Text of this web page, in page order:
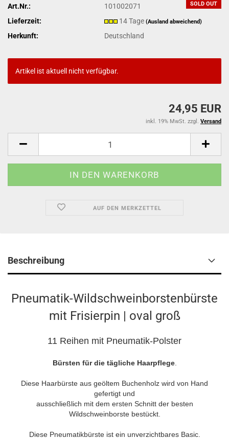
SOLD OUT
Art.Nr.:
101002071
Lieferzeit:
14 Tage(Ausland abweichend)
Herkunft: Deutschland
Artikel ist aktuell nicht verfügbar.
24,95 EUR
inkl. 19% MwSt. zzgl. Versand
AUF DEN MERKZETTEL
Beschreibung
Pneumatik-Wildschweinborstenbürste
mit Frisierpin | oval groß
11 Reihen mit Pneumatik-Polster
Bürsten für die tägliche Haarpflege.
Diese Haarbürste aus geöltem Buchenholz wird von Hand
gefertigt und
ausschließlich mit dem ersten Schnitt der besten
Wildschweinborste bestückt.
Diese Pneumatikbürste ist ein unverzichtbares Basic.